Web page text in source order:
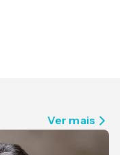
Ver mais